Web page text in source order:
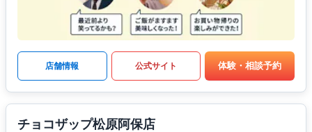
店舗情報 公式サイト 体験・相談予約
チョコザップ松原阿保店